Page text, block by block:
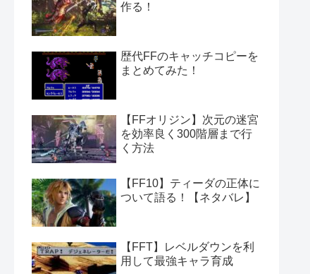
作る！
歴代FFのキャッチコピーを
まとめてみた！
【FFオリジン】次元の迷宮
を効率良く300階層まで行
く方法
【FF10】ティーダの正体に
ついて語る！【ネタバレ】
【FFT】レベルダウンを利
用して最強キャラ育成